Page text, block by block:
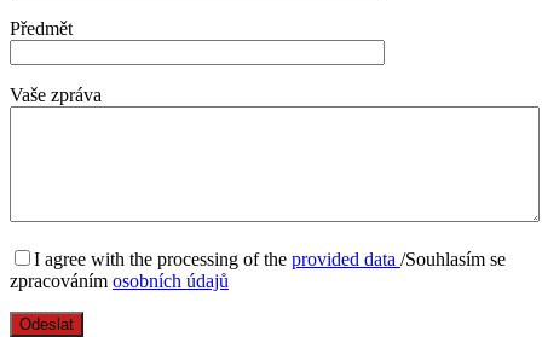
Předmět
Vaše zpráva
I agree with the processing of the provided data /Souhlasím se
zpracováním osobních údajů